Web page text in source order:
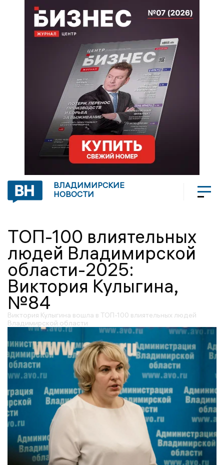
ВЛАДИМИРСКИЕ
НОВОСТИ
ТОП-100 влиятельных
людей Владимирской
области-2025:
Виктория Кулыгина,
№84
Виктория Кулыгина вошла в ТОП-100 влиятельных людей
Владимирской области